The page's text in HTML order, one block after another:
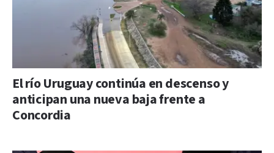
El río Uruguay continúa en descenso y
anticipan una nueva baja frente a
Concordia